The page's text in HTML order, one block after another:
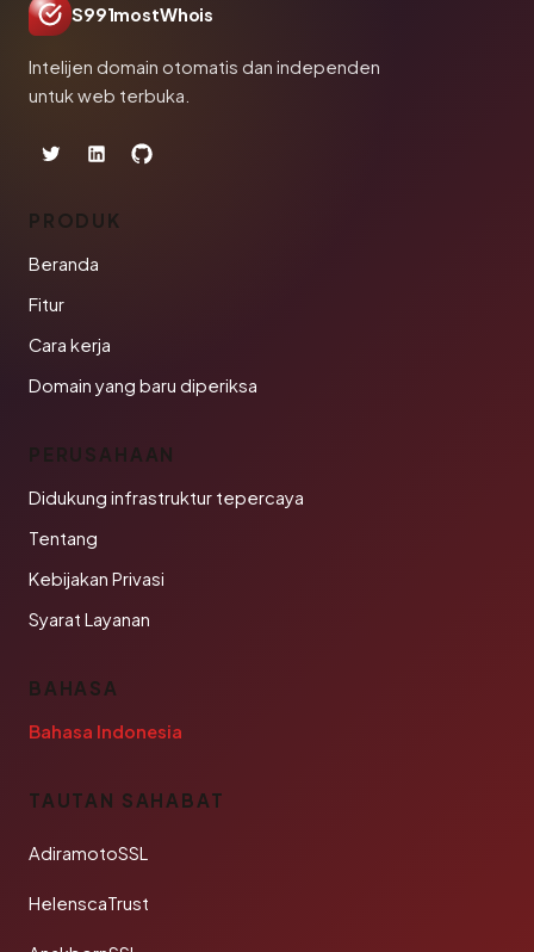
S991mostWhois
Intelijen domain otomatis dan independen
untuk web terbuka.
PRODUK
Beranda
Fitur
Cara kerja
Domain yang baru diperiksa
PERUSAHAAN
Didukung infrastruktur tepercaya
Tentang
Kebijakan Privasi
Syarat Layanan
BAHASA
Bahasa Indonesia
TAUTAN SAHABAT
AdiramotoSSL
HelenscaTrust